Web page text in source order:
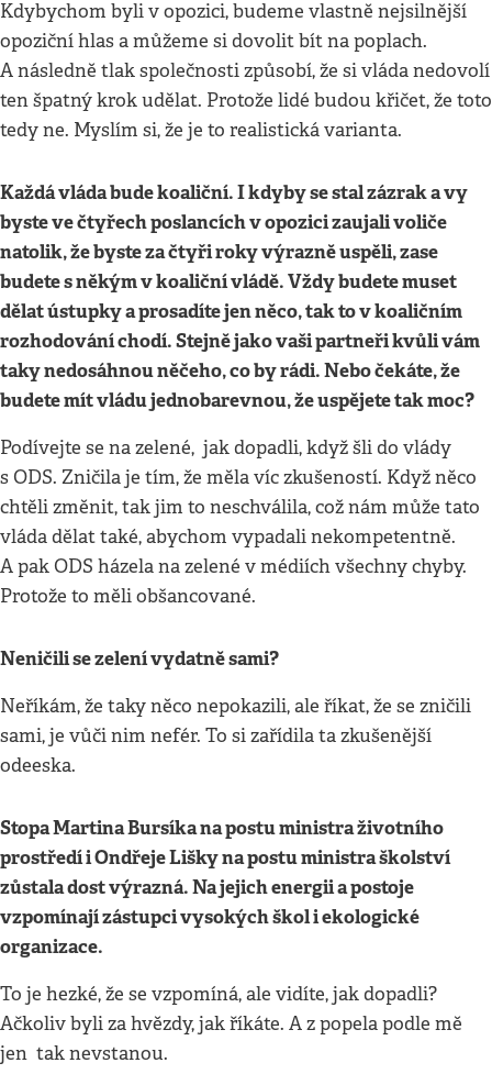
Kdybychom byli v opozici, budeme vlastně nejsilnější
opoziční hlas a můžeme si dovolit bít na poplach.
A následně tlak společnosti způsobí, že si vláda nedovolí
ten špatný krok udělat. Protože lidé budou křičet, že toto
tedy ne. Myslím si, že je to realistická varianta.
Každá vláda bude koaliční. I kdyby se stal zázrak a vy
byste ve čtyřech poslancích v opozici zaujali voliče
natolik, že byste za čtyři roky výrazně uspěli, zase
budete s někým v koaliční vládě. Vždy budete muset
dělat ústupky a prosadíte jen něco, tak to v koaličním
rozhodování chodí. Stejně jako vaši partneři kvůli vám
taky nedosáhnou něčeho, co by rádi. Nebo čekáte, že
budete mít vládu jednobarevnou, že uspějete tak moc?
Podívejte se na zelené, jak dopadli, když šli do vlády
s ODS. Zničila je tím, že měla víc zkušeností. Když něco
chtěli změnit, tak jim to neschválila, což nám může tato
vláda dělat také, abychom vypadali nekompetentně.
A pak ODS házela na zelené v médiích všechny chyby.
Protože to měli obšancované.
Neničili se zelení vydatně sami?
Neříkám, že taky něco nepokazili, ale říkat, že se zničili
sami, je vůči nim nefér. To si zařídila ta zkušenější
odeeska.
Stopa Martina Bursíka na postu ministra životního
prostředí i Ondřeje Lišky na postu ministra školství
zůstala dost výrazná. Na jejich energii a postoje
vzpomínají zástupci vysokých škol i ekologické
organizace.
To je hezké, že se vzpomíná, ale vidíte, jak dopadli?
Ačkoliv byli za hvězdy, jak říkáte. A z popela podle mě
jen tak nevstanou.